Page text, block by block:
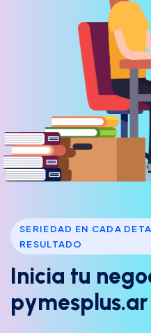
SERIEDAD EN CADA
RESULTADO
Inicia tu nego
pymesp us.ar